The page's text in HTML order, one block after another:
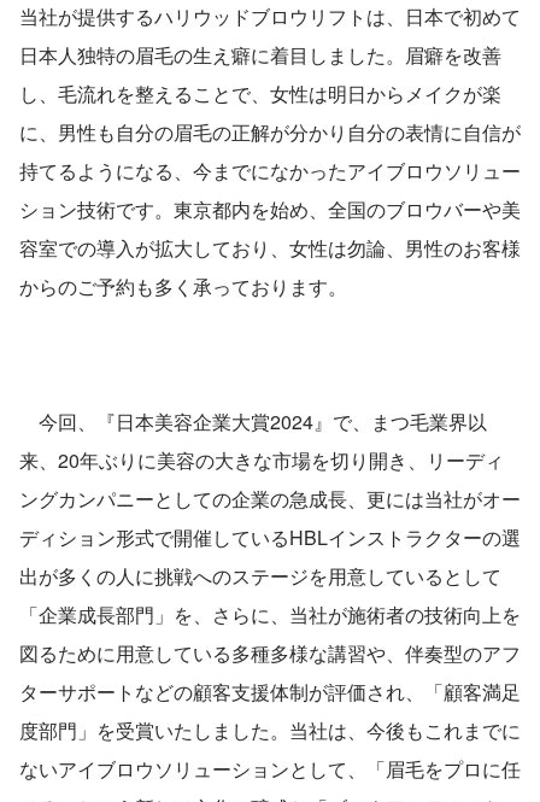
当社が提供するハリウッドブロウリフトは、日本で初めて
日本人独特の眉⽑の⽣え癖に着目しました。眉癖を改善
し、毛流れを整えることで、女性は明⽇からメイクが楽
に、男性も⾃分の眉⽑の正解が分かり自分の表情に自信が
持てるようになる、今までになかったアイブロウソリュー
ション技術です。東京都内を始め、全国のブロウバーや美
容室での導入が拡大しており、女性は勿論、男性のお客様
からのご予約も多く承っております。
今回、『日本美容企業大賞2024』で、まつ毛業界以
来、20年ぶりに美容の大きな市場を切り開き、リーディ
ングカンパニーとしての企業の急成長、更には当社がオー
ディション形式で開催しているHBLインストラクターの選
出が多くの人に挑戦へのステージを用意しているとして
「企業成長部門」を、さらに、当社が施術者の技術向上を
図るために用意している多種多様な講習や、伴奏型のアフ
ターサポートなどの顧客支援体制が評価され、「顧客満足
度部門」を受賞いたしました。当社は、今後もこれまでに
ないアイブロウソリューションとして、「眉毛をプロに任